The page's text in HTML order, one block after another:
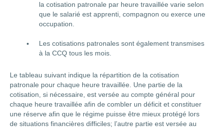
la cotisation patronale par heure travaillée varie selon
que le salarié est apprenti, compagnon ou exerce une
occupation.
Les cotisations patronales sont également transmises
à la CCQ tous les mois.
Le tableau suivant indique la répartition de la cotisation
patronale pour chaque heure travaillée. Une partie de la
cotisation, si nécessaire, est versée au compte général pour
chaque heure travaillée afin de combler un déficit et constituer
une réserve afin que le régime puisse être mieux protégé lors
de situations financières difficiles; l’autre partie est versée au